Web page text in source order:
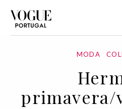
MODA
primavera/